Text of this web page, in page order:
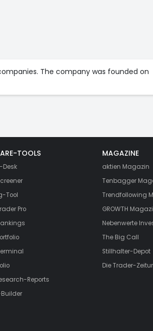
The company was founded on
TOOLS
Tool
Pro
Reports
MAGAZINE
aktien Magazin
Tenbagger
Trendfollowing
GROWTH
Nebenwerte
The Big Call
Stillhalter-Depot
Die Trader-